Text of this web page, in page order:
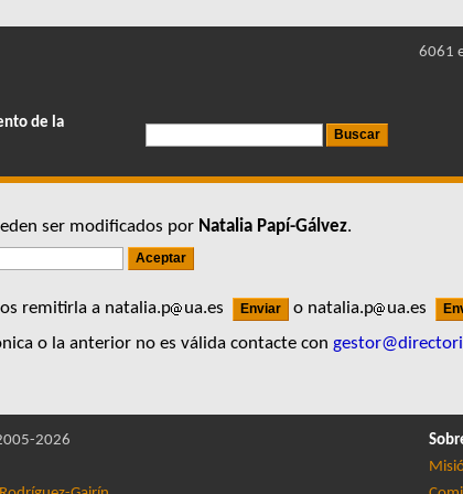
de la
6061
ser modificados por Natalia Papí-Gálvez.
remitirla a natalia.p ua.es o natalia.p
ua.es
o la anterior no es válida contacte con
2026